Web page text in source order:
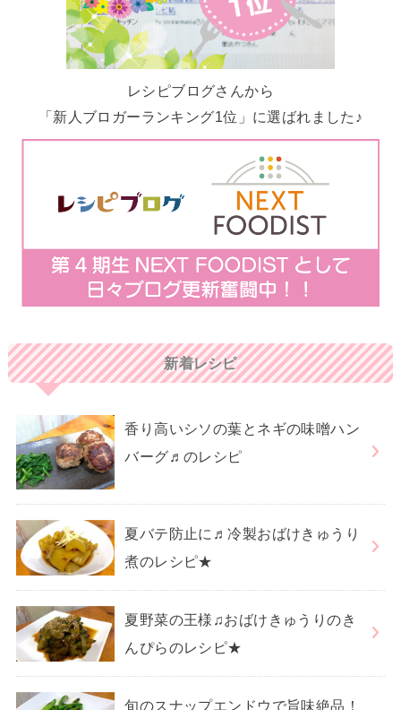
レシピブログさんから
「新人ブロガーランキング1位」に選ばれました♪
新着レシピ
香り高いシソの葉とネギの味噌ハン
バーグ♬のレシピ
夏バテ防止に♬冷製おばけきゅうり
煮のレシピ★
夏野菜の王様♫おばけきゅうりのき
んぴらのレシピ★
旬のスナップエンドウで旨味絶品！